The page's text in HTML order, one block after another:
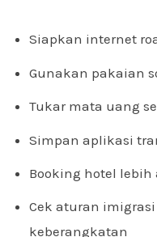
Siapkan internet
Gunakan pakaian
Tukar mata uang
Simpan aplikasi
Booking hotel lebih
Cek aturan
keberangkatan